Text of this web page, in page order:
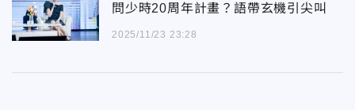
問少時20周年計畫？語帶玄機引尖叫
2025/11/23 23:28